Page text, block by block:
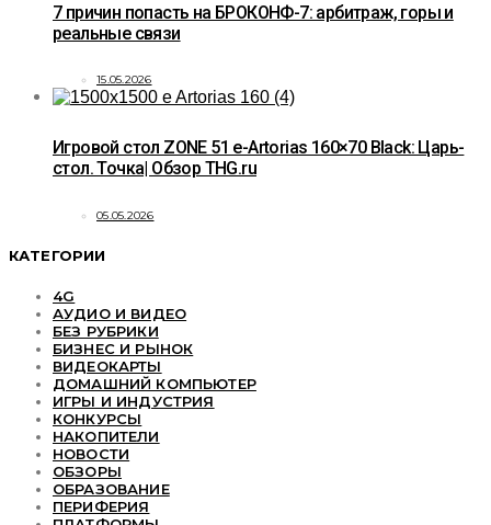
7 причин попасть на БРОКОНФ-7: арбитраж, горы и
реальные связи
15.05.2026
Игровой стол ZONE 51 e-Artorias 160×70 Black: Царь-
стол. Точка| Обзор THG.ru
05.05.2026
КАТЕГОРИИ
4G
АУДИО И ВИДЕО
БЕЗ РУБРИКИ
БИЗНЕС И РЫНОК
ВИДЕОКАРТЫ
ДОМАШНИЙ КОМПЬЮТЕР
ИГРЫ И ИНДУСТРИЯ
КОНКУРСЫ
НАКОПИТЕЛИ
НОВОСТИ
ОБЗОРЫ
ОБРАЗОВАНИЕ
ПЕРИФЕРИЯ